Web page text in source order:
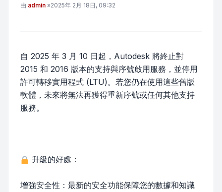
文章
由 admin »2025年 2月 18日, 09:32
自 2025 年 3 月 10 日起，Autodesk 將終止對
2015 和 2016 版本的支持與序號啟用服務，並停用
許可轉移實用程式 (LTU)。若您仍在使用這些舊版
軟體，未來將無法再獲得重新序號或任何其他支持
服務。
升級的好處：
增強安全性：最新的安全功能保障您的數據和知識